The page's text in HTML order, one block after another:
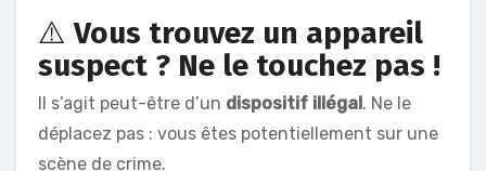
⚠️Vous trouvez un appareil
suspect ? Ne le touchez pas !
Il s’agit peut-être d’un dispositif illégal. Ne le
déplacez pas : vous êtes potentiellement sur une
scène de crime.